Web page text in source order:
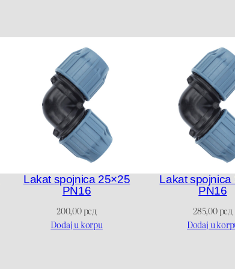
o
l
i
n
Lakat spojnica 25×25
PN16
200,00рсд
Dodaj u korpu
Lakat spojnica
PN16
285,00рсд
Dodaj u